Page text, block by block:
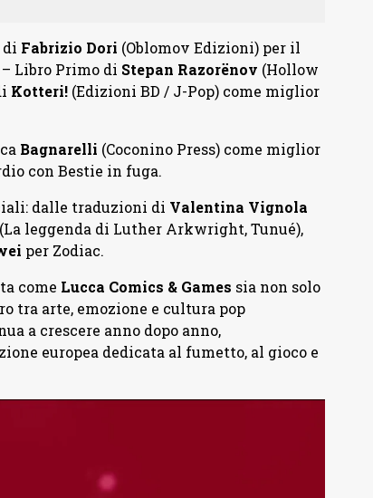
di Fabrizio Dori (Oblomov Edizioni) per il
Libro Primo di Stepan Razorënov (Hollow
Kotteri!(Edizioni BD / J-Pop) come miglior
Bagnarelli (Coconino Press) come miglior
con Bestie in fuga.
dalle traduzioni di Valentina Vignola
(La leggenda di Luther Arkwright, Tunué),
per Zodiac.
come Lucca Comics & Games sia non solo
tra arte, emozione e cultura pop
a crescere anno dopo anno,
europea dedicata al fumetto, al gioco e